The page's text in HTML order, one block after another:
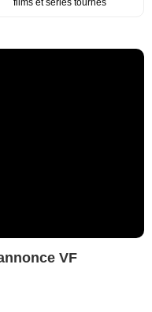
films et séries tournés
VF